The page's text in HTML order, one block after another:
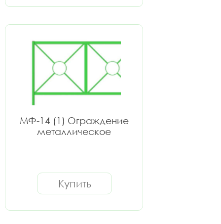
МФ-14 (1) Ограждение
металлическое
Купить